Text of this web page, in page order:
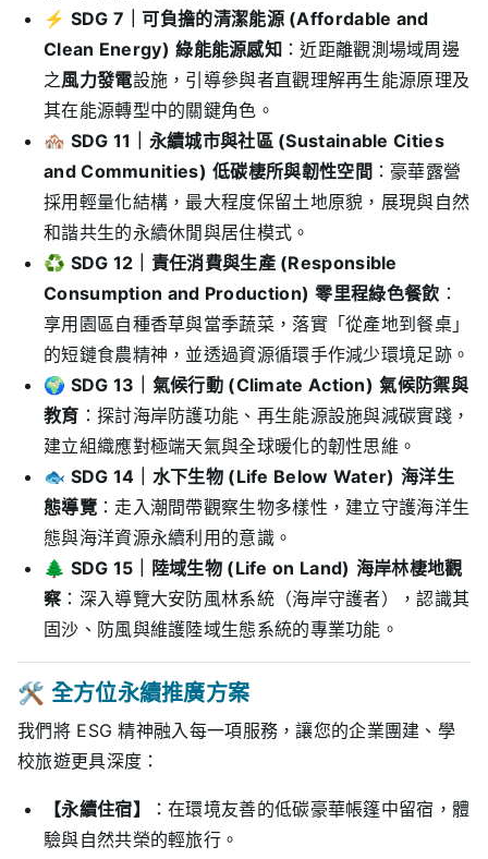
⚡ SDG 7 ｜可負擔的清潔能源 (Affordable and
Clean Energy) 綠能能源感知 ：近距離觀測場域周邊
之風力發電設施，引導參與者直觀理解再生能源原理及
其在能源轉型中的關鍵角色。
🏘️ SDG 11
｜永續城市與社區 (Sustainable Cities
and Communities) 低碳棲所與韌性空間：豪華露營
採用輕量化結構，最大程度保留土地原貌，展現與自然
和諧共生的永續休閒與居住模式。
♻️ SDG 12 ｜責任消費與生產 (Responsible
Consumption and Production) 零里程綠色餐飲 ：
享用園區自種香草與當季蔬菜，落實「從產地到餐桌」
的短鏈食農精神，並透過資源循環手作減少環境足跡。
🌍 SDG 13 ｜氣候行動 (Climate Action) 氣候防禦與
教育 ：探討海岸防護功能、再生能源設施與減碳實踐，
建立組織應對極端天氣與全球暖化的韌性思維。
🐟 SDG 14 ｜水下生物 (Life Below Water) 海洋生
態導覽：走入潮間帶觀察生物多樣性，建立守護海洋生
態與海洋資源永續利用的意識。
🌲 SDG 15 ｜陸域生物 (Life on Land) 海岸林棲地觀
察 ：深入導覽大安防風林系統（海岸守護者），認識其
固沙、防風與維護陸域生態系統的專業功能。
🛠️ 全方位永續推廣方案
我們將 ESG 精神融入每一項服務，讓您的企業團建、學
校旅遊更具深度：
【永續住宿】
：在環境友善的低碳豪華帳篷中留宿，體
驗與自然共榮的輕旅行。